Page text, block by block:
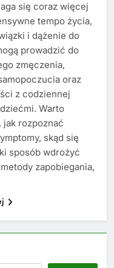
się coraz więcej
tempo życia,
i dążenie do
prowadzić do
zmęczenia,
oraz
z codziennej
Warto
jak rozpoznać
skąd się
sposób wdrożyć
zapobiegania,